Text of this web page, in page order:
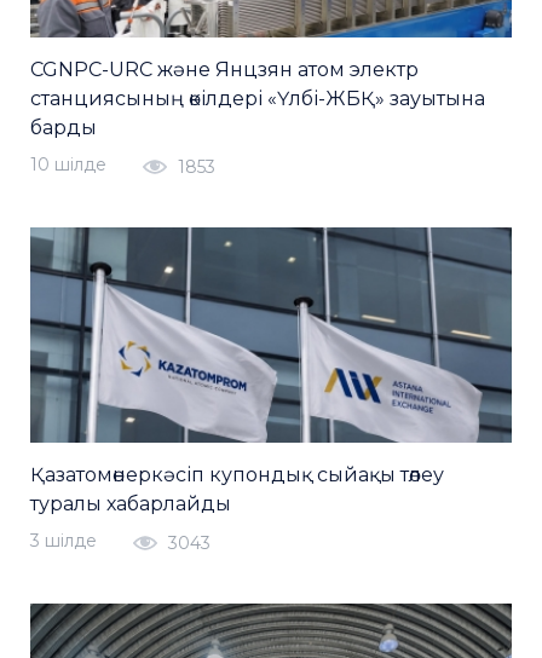
CGNPC-URC және Янцзян атом электр
станциясының өкілдері «Үлбі-ЖБҚ» зауытына
барды
10 шiлде 1853
Қазатомөнеркәсіп купондық сыйақы төлеу
туралы хабарлайды
3 шiлде 3043